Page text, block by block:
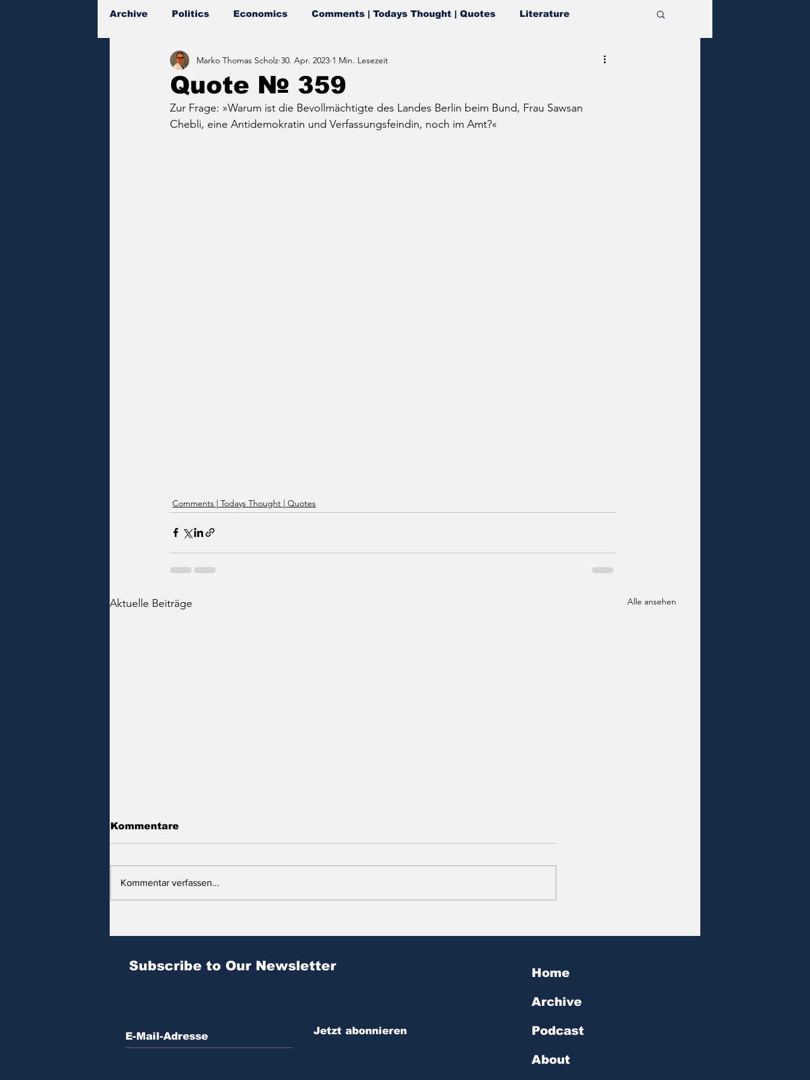
Archive Politics Economics Comments | Todays Thought | Quotes Literature
Documents
Quote № 359
Marko Thomas Scholz 30. Apr. 2023 1 Min. Lesezeit
Zur Frage: »Warum ist die Bevollmächtigte des Landes Berlin beim Bund, Frau Sawsan
Chebli, eine Antidemokratin und Verfassungsfeindin, noch im Amt?«
Comments | Todays Thought | Quotes
Aktuelle Beiträge Alle ansehen
Kommentare
Kommentar verfassen...
Subscribe to Our Newsletter
Jetzt abonnieren
Home
Archive
Podcast
About